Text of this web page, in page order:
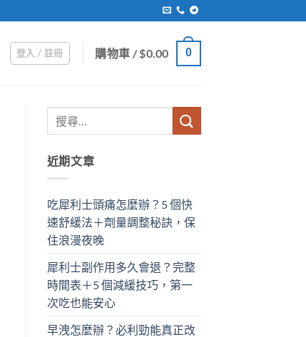
登入 / 註冊 購物車 /$0.00 0
近期文章
吃犀利士頭痛怎麼辦？5 個快
速舒緩法＋劑量調整秘訣，保
住浪漫夜晚
犀利士副作用多久會退？完整
時間表＋5 個減緩技巧，第一
次吃也能安心
早洩怎麼辦？必利勁能真正改